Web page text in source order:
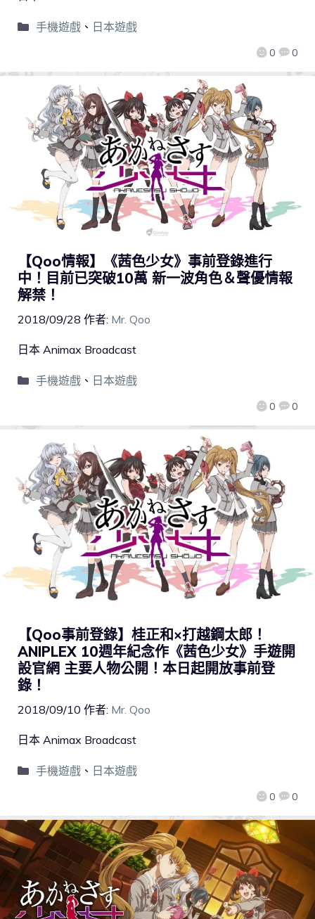
0 0
手機遊戲、 日本遊戲
【Qoo情報】《茜色少女》事前登錄進行
中！目前已突破10萬 新一波角色＆聲優情報
解禁！
2018/09/28 作者: Mr. Qoo
0 0
日本 Animax Broadcast
手機遊戲、 日本遊戲
【Qoo事前登錄】桂正和×打越鋼太郎！
ANIPLEX 10週年紀念作《茜色少女》手遊開
設官網 主要人物公開！本日起開放事前登
錄！
2018/09/10 作者: Mr. Qoo
0 0
日本 Animax Broadcast
手機遊戲、 日本遊戲